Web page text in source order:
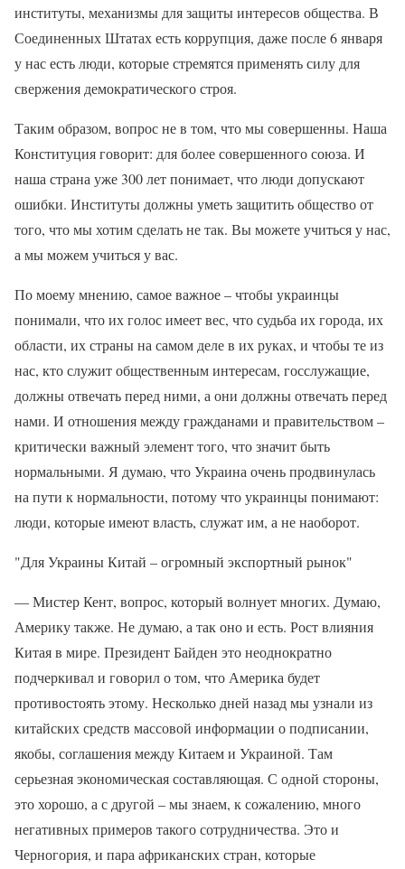
институты, механизмы для защиты интересов общества. В
Соединенных Штатах есть коррупция, даже после 6 января
у нас есть люди, которые стремятся применять силу для
свержения демократического строя.
Таким образом, вопрос не в том, что мы совершенны. Наша
Конституция говорит: для более совершенного союза. И
наша страна уже 300 лет понимает, что люди допускают
ошибки. Институты должны уметь защитить общество от
того, что мы хотим сделать не так. Вы можете учиться у нас,
а мы можем учиться у вас.
По моему мнению, самое важное – чтобы украинцы
понимали, что их голос имеет вес, что судьба их города, их
области, их страны на самом деле в их руках, и чтобы те из
нас, кто служит общественным интересам, госслужащие,
должны отвечать перед ними, а они должны отвечать перед
нами. И отношения между гражданами и правительством –
критически важный элемент того, что значит быть
нормальными. Я думаю, что Украина очень продвинулась
на пути к нормальности, потому что украинцы понимают:
люди, которые имеют власть, служат им, а не наоборот.
"Для Украины Китай – огромный экспортный рынок"
— Мистер Кент, вопрос, который волнует многих. Думаю,
Америку также. Не думаю, а так оно и есть. Рост влияния
Китая в мире. Президент Байден это неоднократно
подчеркивал и говорил о том, что Америка будет
противостоять этому. Несколько дней назад мы узнали из
китайских средств массовой информации о подписании,
якобы, соглашения между Китаем и Украиной. Там
серьезная экономическая составляющая. С одной стороны,
это хорошо, а с другой – мы знаем, к сожалению, много
негативных примеров такого сотрудничества. Это и
Черногория, и пара африканских стран, которые